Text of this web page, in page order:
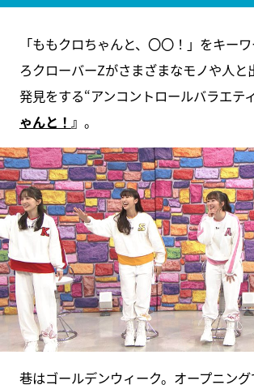
「ももクロちゃんと、〇〇！」をキー
ろクローバーZがさまざまなモノや人と
発見をする“アンコントロールバラエテ
ゃんと！ 』 。
巷はゴールデンウィーク。オープニン